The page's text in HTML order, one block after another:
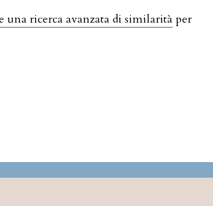
una ricerca avanzata di similarità per